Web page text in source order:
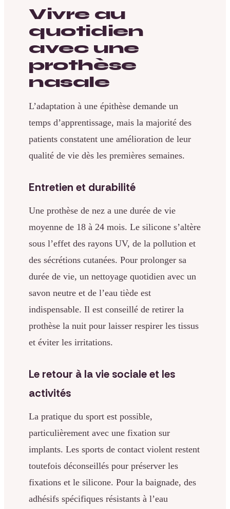
Vivre au
quotidien
avec une
prothèse
nasale
L’adaptation à une épithèse demande un
temps d’apprentissage, mais la majorité des
patients constatent une amélioration de leur
qualité de vie dès les premières semaines.
Entretien et durabilité
Une prothèse de nez a une durée de vie
moyenne de 18 à 24 mois. Le silicone s’altère
sous l’effet des rayons UV, de la pollution et
des sécrétions cutanées. Pour prolonger sa
durée de vie, un nettoyage quotidien avec un
savon neutre et de l’eau tiède est
indispensable. Il est conseillé de retirer la
prothèse la nuit pour laisser respirer les tissus
et éviter les irritations.
Le retour à la vie sociale et les
activités
La pratique du sport est possible,
particulièrement avec une fixation sur
implants. Les sports de contact violent restent
toutefois déconseillés pour préserver les
fixations et le silicone. Pour la baignade, des
adhésifs spécifiques résistants à l’eau